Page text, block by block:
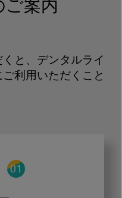
ご案内
と、デンタルライ
利用いただくこと